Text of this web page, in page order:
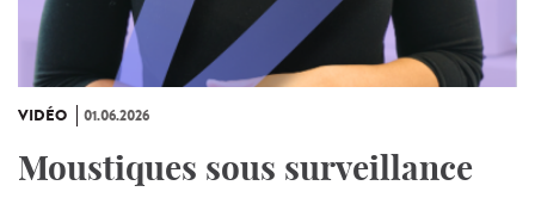
VIDÉO 01.06.2026
Moustiques sous surveillance